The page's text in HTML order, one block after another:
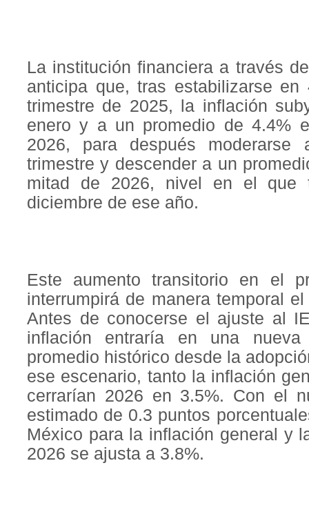
La institución financiera a través
anticipa que, tras estabilizarse
trimestre de 2025, la inflación
enero y a un promedio de 4.4%
2026, para después
trimestre y descender a un
mitad de 2026, nivel en el que
diciembre de ese año.
Este aumento transitorio en el
interrumpirá de manera temporal
Antes de conocerse el ajuste al
inflación entraría en una
promedio histórico desde la
ese escenario, tanto la inflación
cerrarían 2026 en 3.5%. Con el
estimado de 0.3 puntos
México para la inflación general y
2026 se ajusta a 3.8%.